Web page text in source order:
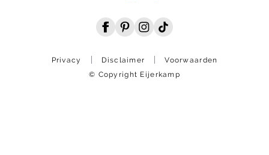
Privacy Disclaimer
Voorwaarden
© Copyright Eijerkamp